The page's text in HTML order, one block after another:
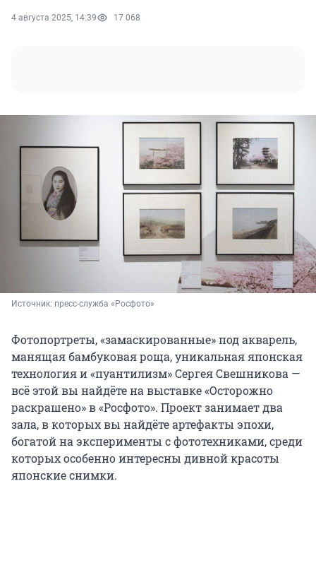
4 августа 2025, 14:39 17 068
Источник: пресс-служба «Росфото»
Фотопортреты, «замаскированные» под акварель,
манящая бамбуковая роща, уникальная японская
технология и «пуантилизм» Сергея Свешникова —
всё этой вы найдёте на выставке «Осторожно
раскрашено» в «Росфото». Проект занимает два
зала, в которых вы найдёте артефакты эпохи,
богатой на эксперименты с фототехниками, среди
которых особенно интересны дивной красоты
японские снимки.